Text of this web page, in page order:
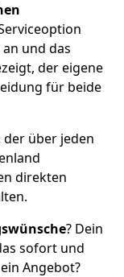
und das
der eigene
für beide
der über jeden
direkten
? Dein
sofort und
Angebot?